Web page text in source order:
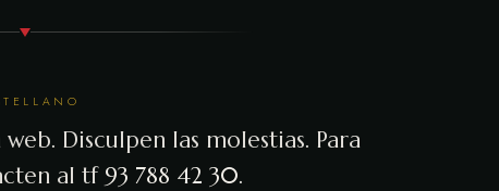
Disculpen las molestias. Para
al tf 93 788 42 30.